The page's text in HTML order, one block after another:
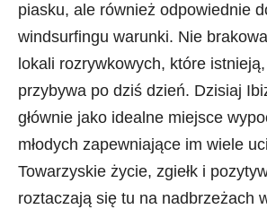
piasku, ale również odpowiednie
windsurfingu warunki. Nie
lokali rozrywkowych, które
przybywa po dziś dzień. Dzisiaj
głównie jako idealne miejsce
młodych zapewniające im wiele
Towarzyskie życie, zgiełk i
roztaczają się tu na nadbrzeżach